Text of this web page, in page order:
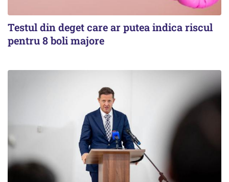
Testul din deget care ar putea indica riscul
pentru 8 boli majore